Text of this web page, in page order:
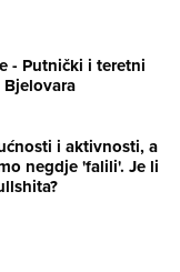
- Putnički i teretni
i aktivnosti, a
negdje 'falili'. Je li